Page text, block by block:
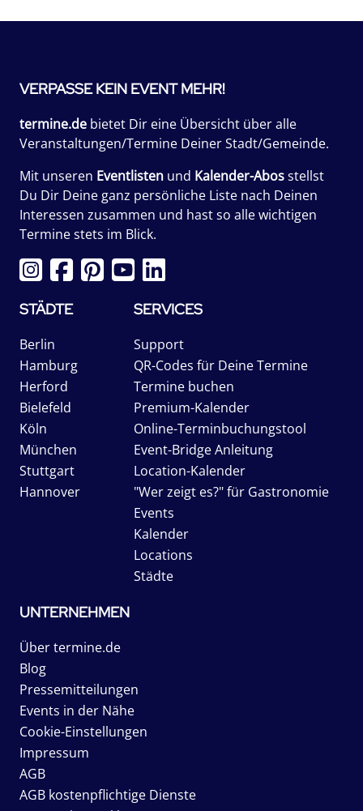
VERPASSE KEIN EVENT MEHR!
termine.de bietet Dir eine Übersicht über alle
Veranstaltungen/Termine Deiner Stadt/Gemeinde.
Mit unseren Eventlisten und Kalender-Abosstellst
Du Dir Deine ganz persönliche Liste nach Deinen
Interessen zusammen und hast so alle wichtigen
Termine stets im Blick.
STÄDTE
Berlin
Hamburg
Herford
Bielefeld
Köln
München
Stuttgart
Hannover
SERVICES
Support
QR-Codes für Deine Termine
Termine buchen
Premium-Kalender
Online-Terminbuchungstool
Event-Bridge Anleitung
Location-Kalender
"Wer zeigt es?" für Gastronomie
Events
Kalender
Locations
Städte
UNTERNEHMEN
Über termine.de
Blog
Pressemitteilungen
Events in der Nähe
Cookie-Einstellungen
Impressum
AGB
AGB kostenpflichtige Dienste